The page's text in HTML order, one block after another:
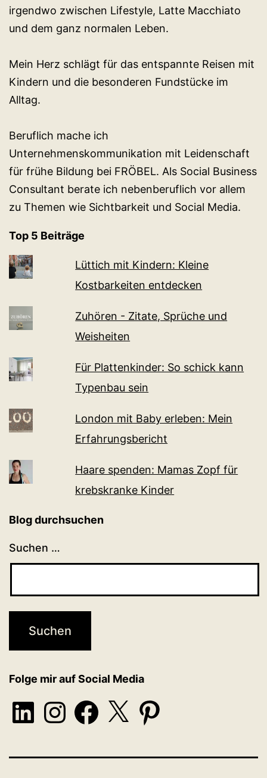
irgendwo zwischen Lifestyle, Latte Macchiato
und dem ganz normalen Leben.
Mein Herz schlägt für das entspannte Reisen mit
Kindern und die besonderen Fundstücke im
Alltag.
Beruflich mache ich
Unternehmenskommunikation mit Leidenschaft
für frühe Bildung bei FRÖBEL. Als Social Business
Consultant berate ich nebenberuflich vor allem
zu Themen wie Sichtbarkeit und Social Media.
Top 5 Beiträge
Lüttich mit Kindern: Kleine
Kostbarkeiten entdecken
Zuhören - Zitate, Sprüche und
Weisheiten
Für Plattenkinder: So schick kann
Typenbau sein
London mit Baby erleben: Mein
Erfahrungsbericht
Haare spenden: Mamas Zopf für
krebskranke Kinder
Blog durchsuchen
Suchen …
Folge mir auf Social Media
LinkedInInstagramFacebook
X Pinterest